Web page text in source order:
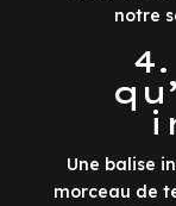
notre
Une balise
morceau de